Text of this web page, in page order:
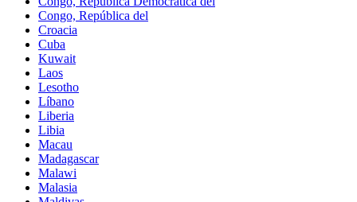
Congo, República del
Croacia
Cuba
Kuwait
Laos
Lesotho
Líbano
Liberia
Libia
Macau
Madagascar
Malawi
Malasia